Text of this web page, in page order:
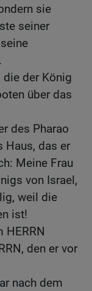
sie
seiner
die der König
über das
des Pharao
Haus, das er
Meine Frau
von Israel,
weil die
ist!
HERRN
den er vor
nach dem